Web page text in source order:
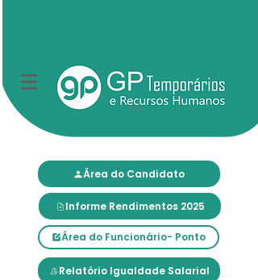
Área do Candidato
Informe Rendimentos 2025
Área do Funcionário- Ponto
Relatório Igualdade Salarial